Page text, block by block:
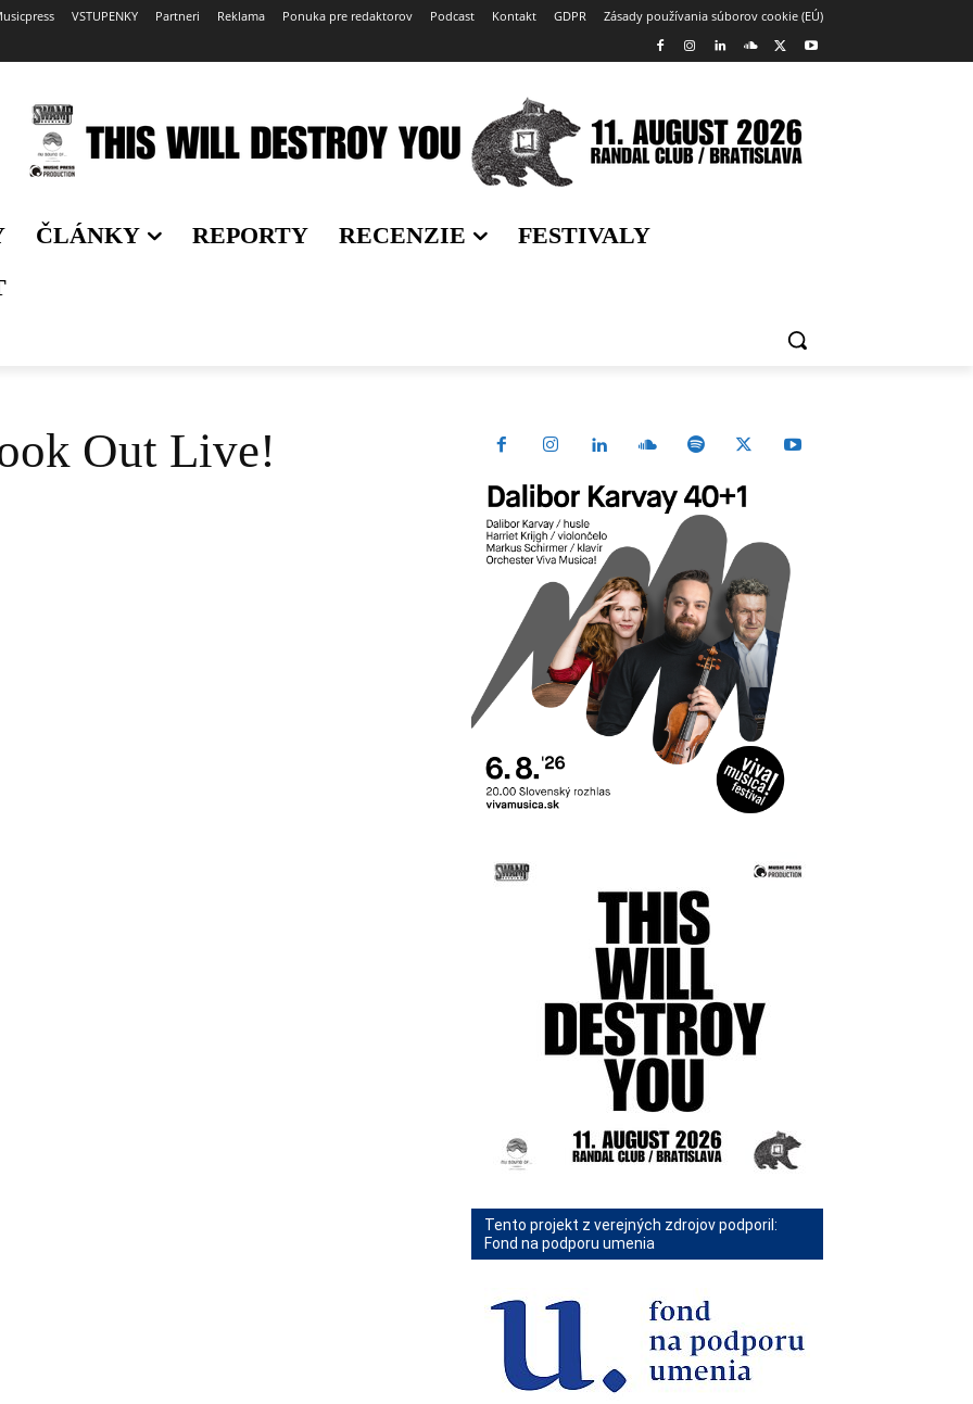
VSTUPENKY Partneri Reklama Ponuka pre redaktorov Podcast Kontakt GDPR Zásady používania súborov cookie (EÚ)
ČLÁNKY REPORTY RECENZIE
FESTIVALY
Out Live!
Tento projekt z verejných zdrojov podporil:
Fond na podporu umenia